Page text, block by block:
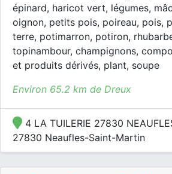
épinard, haricot vert, légumes,
oignon, petits pois, poireau, pois,
terre, potimarron, potiron,
topinambour, champignons,
et produits dérivés, plant, soupe
Environ 65.2 km de Dreux
4 LA TUILERIE 27830
27830 Neaufles-Saint-Martin